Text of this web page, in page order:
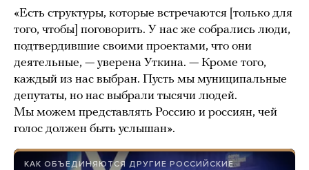
«Есть структуры, которые встречаются [только для
того, чтобы] поговорить. У нас же собрались люди,
подтвердившие своими проектами, что они
деятельные, — уверена Уткина. — Кроме того,
каждый из нас выбран. Пусть мы муниципальные
депутаты, но нас выбрали тысячи людей.
Мы можем представлять Россию и россиян, чей
голос должен быть услышан».
КАК ОБЪЕДИНЯЮТСЯ ДРУГИЕ РОССИЙСКИЕ